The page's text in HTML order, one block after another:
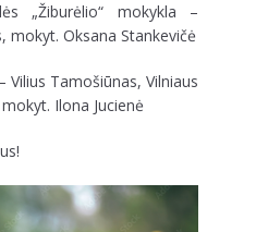
„Žiburėlio“ mokykla –
mokyt. Oksana Stankevičė
Tamošiūnas, Vilniaus
Ilona Jucienė